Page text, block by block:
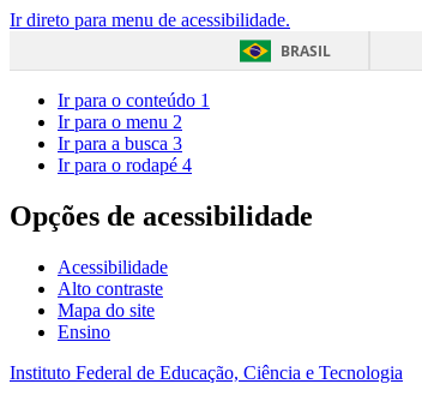
Ir direto para menu de acessibilidade.
BRASIL
Ir para o conteúdo 1
Ir para o menu 2
Ir para a busca 3
Ir para o rodapé 4
Opções de acessibilidade
Acessibilidade
Alto contraste
Mapa do site
Ensino
Instituto Federal de Educação, Ciência e Tecnologia